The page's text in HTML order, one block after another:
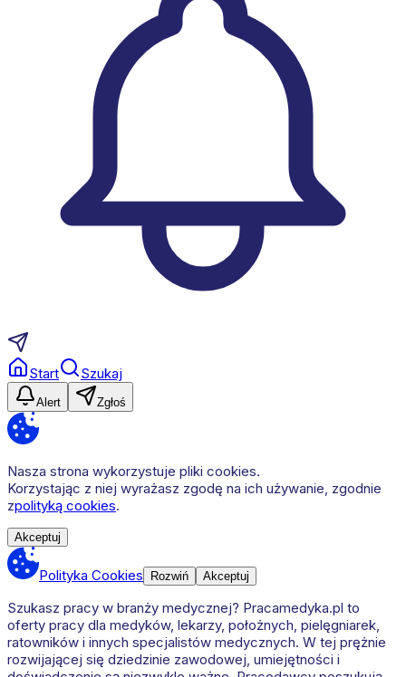
Start Szukaj
Alert Zgłoś
Nasza strona wykorzystuje pliki cookies.
Korzystając z niej wyrażasz zgodę na ich używanie, zgodnie
zpolityką cookies.
Akceptuj
Polityka Cookies Rozwiń Akceptuj
Szukasz pracy w branży medycznej? Pracamedyka.pl to
oferty pracy dla medyków, lekarzy, położnych, pielęgniarek,
ratowników i innych specjalistów medycznych. W tej prężnie
rozwijającej się dziedzinie zawodowej, umiejętności i